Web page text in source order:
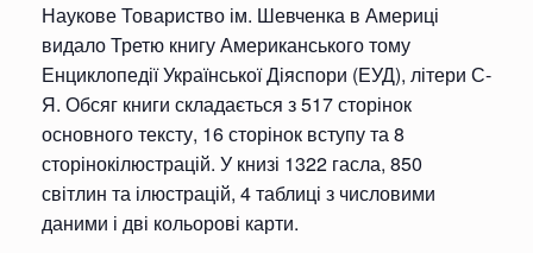
Наукове Товариство ім. Шевченка в Америці
видало Третю книгу Американського тому
Енциклопедії Української Діяспори (ЕУД), літери С-
Я. Обсяг книги складається з 517 сторінок
основного тексту, 16 сторінок вступу та 8
сторінокілюстрацій. У книзі 1322 гасла, 850
світлин та ілюстрацій, 4 таблиці з числовими
даними і дві кольорові карти.